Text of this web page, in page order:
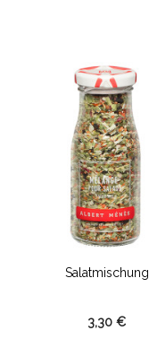
Salatmischung
3,30 €